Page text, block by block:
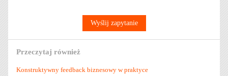
Wyślij zapytanie
Przeczytaj również
Konstruktywny feedback biznesowy w praktyce